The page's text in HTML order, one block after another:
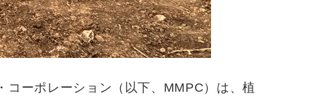
ーポレーション（以下、 MMPC ）は、植